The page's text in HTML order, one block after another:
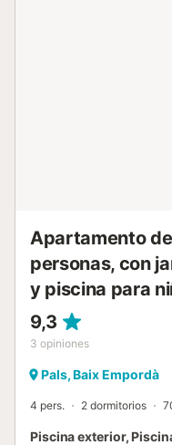
Apartamento
personas, con
y piscina para
9,3
3 opiniones
Pals, Baix Empordà
4 pers. 2 dormitorios
Piscina exterior,